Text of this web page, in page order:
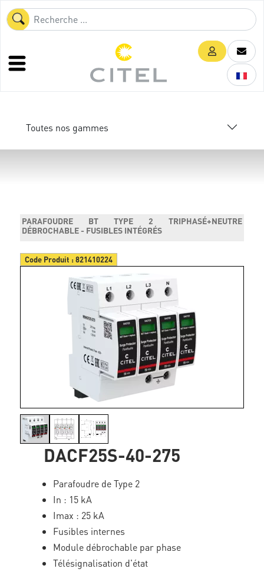
Toutes nos gammes
PARAFOUDRE BT TYPE 2 TRIPHASÉ+NEUTRE
DÉBROCHABLE - FUSIBLES INTÉGRÉS
Code Produit :821410224
DACF25S-40-275
Parafoudre de Type 2
In : 15 kA
Imax : 25 kA
Fusibles internes
Module débrochable par phase
Télésignalisation d'état